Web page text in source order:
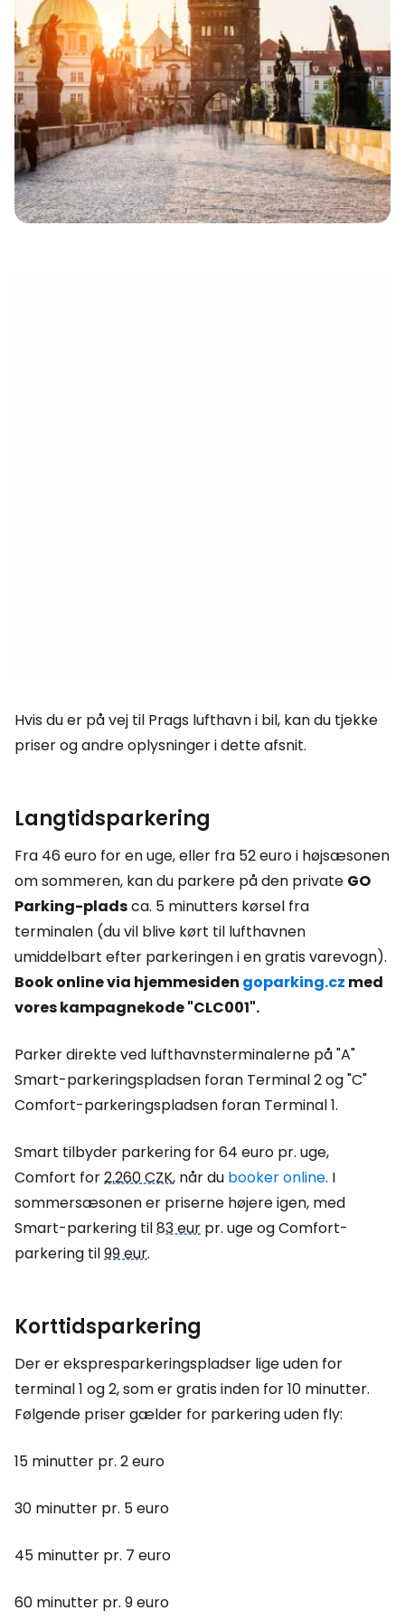
Hvis du er på vej til Prags lufthavn i bil, kan du tjekke
priser og andre oplysninger i dette afsnit.
Langtidsparkering
Fra 46 euro for en uge, eller fra 52 euro i højsæsonen
om sommeren, kan du parkere på den private GO
Parking-pladsca. 5 minutters kørsel fra
terminalen (du vil blive kørt til lufthavnen
umiddelbart efter parkeringen i en gratis varevogn).
Book online via hjemmesiden goparking.cz med
vores kampagnekode "CLC001".
Parker direkte ved lufthavnsterminalerne på "A"
Smart-parkeringspladsen foran Terminal 2 og "C"
Comfort-parkeringspladsen foran Terminal 1.
Smart tilbyder parkering for 64 euro pr. uge,
Comfort for2.260 CZK, når du booker online. I
sommersæsonen er priserne højere igen, med
Smart-parkering til83 eur pr. uge og Comfort-
parkering til99 eur.
Korttidsparkering
Der er ekspresparkeringspladser lige uden for
terminal 1 og 2, som er gratis inden for 10 minutter.
Følgende priser gælder for parkering uden fly:
15 minutter pr. 2 euro
30 minutter pr. 5 euro
45 minutter pr. 7 euro
60 minutter pr. 9 euro